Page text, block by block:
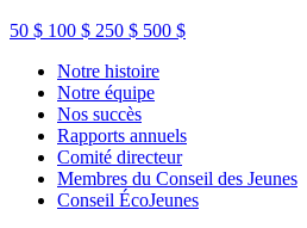
50 $ 100 $ 250 $ 500 $
Notre histoire
Notre équipe
Nos succès
Rapports annuels
Comité directeur
Membres du Conseil des Jeunes
Conseil ÉcoJeunes